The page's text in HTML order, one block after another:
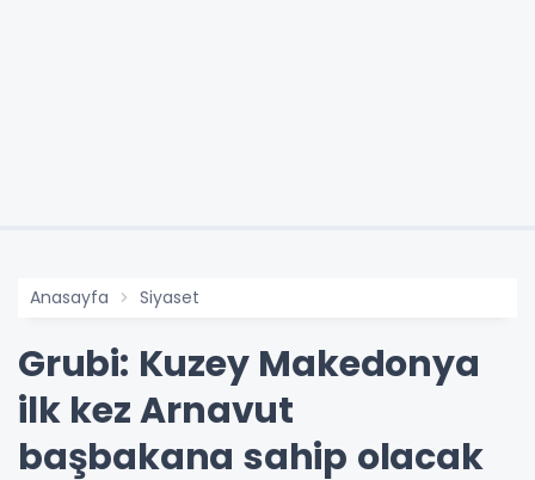
Anasayfa Siyaset
Grubi: Kuzey Makedonya
ilk kez Arnavut
başbakana sahip olacak